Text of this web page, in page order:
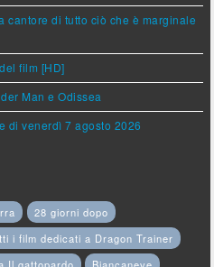
cantore di tutto ciò che è marginale
film [HD]
Man e Odissea
di venerdì 7 agosto 2026
28 giorni dopo
i film dedicati a Dragon Trainer